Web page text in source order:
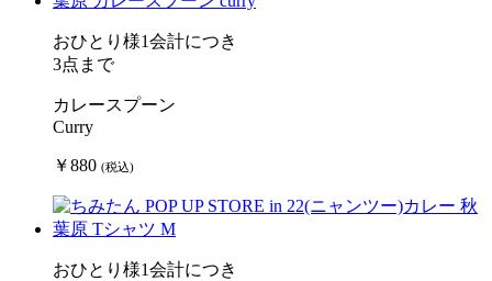
おひとり様1会計につき
3点まで
カレースプーン
Curry
￥880 (税込)
おひとり様1会計につき